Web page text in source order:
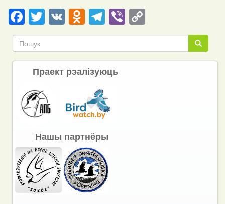
Facebook
Twitter
VKOdnoklassniki
Telegram
ViberCopy
Link Пошук
Пошук
Праект рэалізуюць
Нашы партнёры